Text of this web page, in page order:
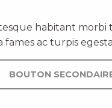
habitant morbi
ac turpis
BOUTON